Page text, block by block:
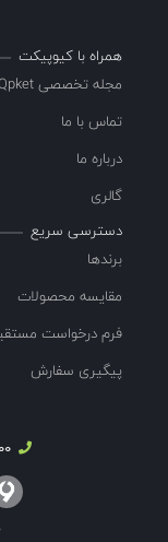
همراه با کیوپیکت
مجله تخصصی Qpket
تماس با ما
درباره ما
گالری
دسترسی سریع
برندها
مقایسه محصولات
فرم درخواست
پیگیری سفارش